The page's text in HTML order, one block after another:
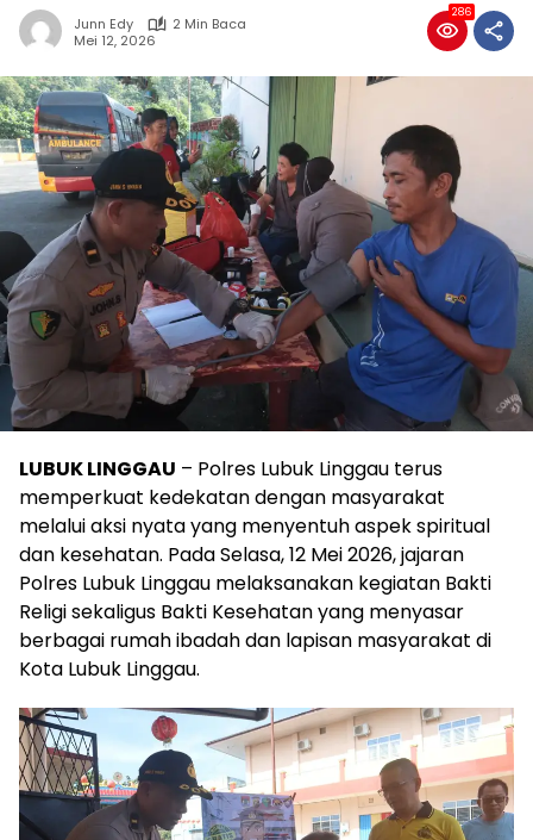
Junn Edy
2 Min Baca
Mei 12, 2026
286
LUBUK LINGGAU – Polres Lubuk Linggau terus
memperkuat kedekatan dengan masyarakat
melalui aksi nyata yang menyentuh aspek spiritual
dan kesehatan. Pada Selasa, 12 Mei 2026, jajaran
Polres Lubuk Linggau melaksanakan kegiatan Bakti
Religi sekaligus Bakti Kesehatan yang menyasar
berbagai rumah ibadah dan lapisan masyarakat di
Kota Lubuk Linggau.